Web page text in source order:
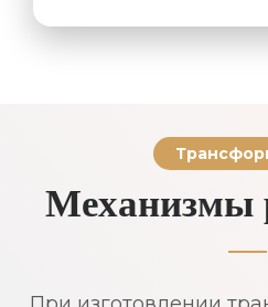
Механизмы